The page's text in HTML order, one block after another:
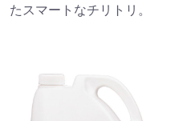
たスマートなチリトリ。